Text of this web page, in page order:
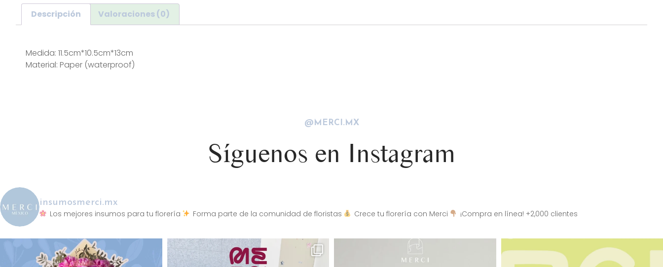
Descripción Valoraciones (0)
Medida: 11.5cm*10.5cm*13cm
Material: Paper (waterproof)
@MERCI.MX
Síguenos en Instagram
insumosmerci.mx
Los mejores insumos para tu florería
Forma parte de la comunidad de floristas Crece tu florería con Merci ¡Compra en línea! +2,000 clientes